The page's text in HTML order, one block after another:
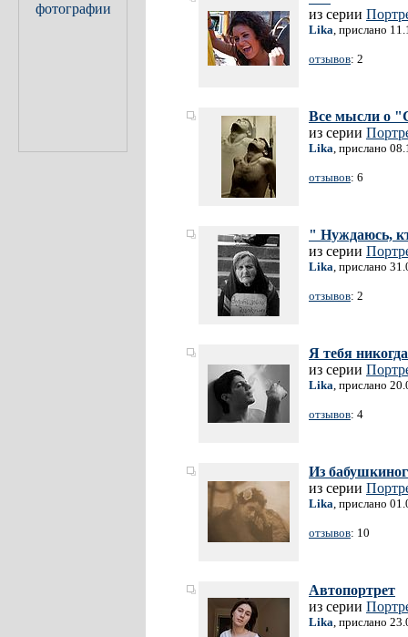
из серии
Lika, прислано
отзывов: 2
Все мысли
из серии
Lika, прислано
отзывов: 6
" Нуждаюсь,
из серии
Lika, прислано
отзывов: 2
Я тебя никогда
из серии
Lika, прислано
отзывов: 4
Из
из серии
Lika, прислано
отзывов: 10
Автопортрет
из серии
Lika, прислано